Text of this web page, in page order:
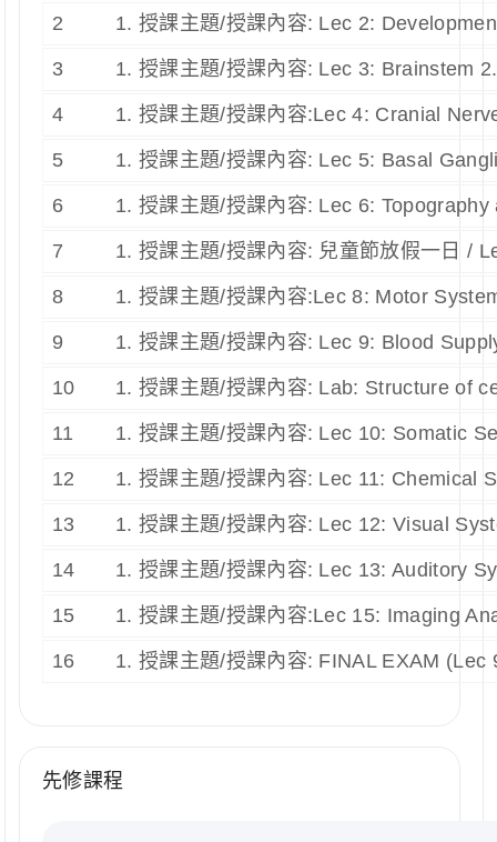
2 1. 授課主題/授課內容: Lec 2:
3 1. 授課主題/授課內容: Lec 3: Brainstem
4 1. 授課主題/授課內容:Lec 4: Cranial
5 1. 授課主題/授課內容: Lec 5: Basal
6 1. 授課主題/授課內容: Lec 6:
7 1. 授課主題/授課內容: 兒童節放假一日 /
8 1. 授課主題/授課內容:Lec 8: Motor
9 1. 授課主題/授課內容: Lec 9: Blood
10 1. 授課主題/授課內容: Lab: Structure of
11 1. 授課主題/授課內容: Lec 10: Somatic
12 1. 授課主題/授課內容: Lec 11: Chemical
13 1. 授課主題/授課內容: Lec 12: Visual
14 1. 授課主題/授課內容: Lec 13: Auditory
15 1. 授課主題/授課內容:Lec 15: Imaging
16 1. 授課主題/授課內容: FINAL EXAM
先修課程